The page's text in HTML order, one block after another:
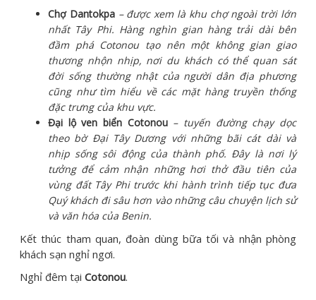
Chợ Dantokpa – được xem là khu chợ ngoài trời lớn
nhất Tây Phi. Hàng nghìn gian hàng trải dài bên
đầm phá Cotonou tạo nên một không gian giao
thương nhộn nhịp, nơi du khách có thể quan sát
đời sống thường nhật của người dân địa phương
cũng như tìm hiểu về các mặt hàng truyền thống
đặc trưng của khu vực.
Đại lộ ven biển Cotonou – tuyến đường chạy dọc
theo bờ Đại Tây Dương với những bãi cát dài và
nhịp sống sôi động của thành phố. Đây là nơi lý
tưởng để cảm nhận những hơi thở đầu tiên của
vùng đất Tây Phi trước khi hành trình tiếp tục đưa
Quý khách đi sâu hơn vào những câu chuyện lịch sử
và văn hóa của Benin.
Kết thúc tham quan, đoàn dùng bữa tối và nhận phòng
khách sạn nghỉ ngơi.
Nghỉ đêm tại Cotonou.